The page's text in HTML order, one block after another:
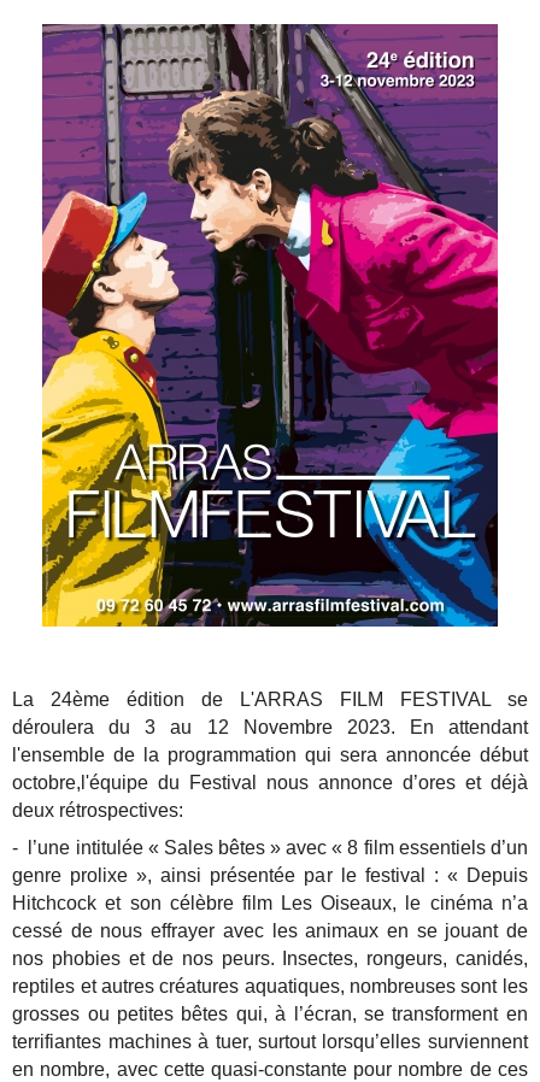
La 24ème édition de L'ARRAS FILM FESTIVAL se
déroulera du 3 au 12 Novembre 2023.
En attendant
l'ensemble de la programmation qui sera annoncée début
octobre, l'équipe du Festival nous annonce d’ores et déjà
deux rétrospectives:
- l’une intitulée « Sales bêtes » avec « 8 film essentiels d’un
genre prolixe », ainsi présentée par le festival : « Depuis
Hitchcock et son célèbre film Les Oiseaux, le cinéma n’a
cessé de nous effrayer avec les animaux en se jouant de
nos phobies et de nos peurs. Insectes, rongeurs, canidés,
reptiles et autres créatures aquatiques, nombreuses sont les
grosses ou petites bêtes qui, à l’écran, se transforment en
terrifiantes machines à tuer, surtout lorsqu’elles surviennent
en nombre, avec cette quasi-constante pour nombre de ces